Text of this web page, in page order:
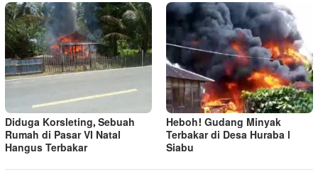
Diduga Korsleting, Sebuah
Rumah di Pasar VI Natal
Hangus Terbakar
Heboh! Gudang Minyak
Terbakar di Desa Huraba l
Siabu